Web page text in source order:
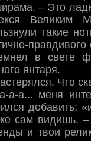
– Это
Великим
такие
правдивого
в свете
янтаря.
Что
а-а... меня
добавить:
сам видишь, –
и твои